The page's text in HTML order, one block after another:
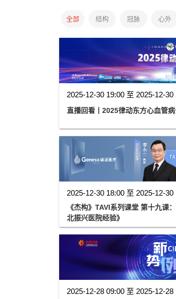
全部 结构 冠脉 心外
2025-12-30 19:00 至 2025-12-30
直播回看丨2025律动东方心血管
2025-12-30 18:00 至 2025-12-30
《杰构》TAVI系列课堂 第十九课
北振兴医院经验》
2025-12-28 09:00 至 2025-12-28